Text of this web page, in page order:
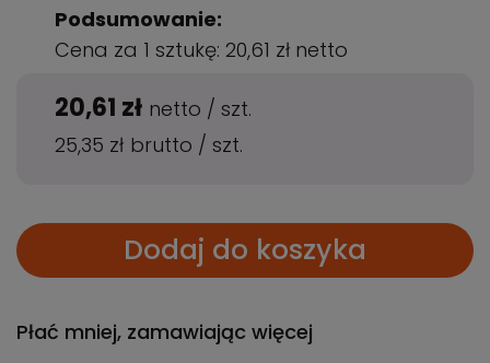
Podsumowanie:
Cena za 1 sztukę: 20,61 zł netto
20,61 zł netto / szt.
25,35 zł brutto / szt.
Dodaj do koszyka
Płać mniej, zamawiając więcej